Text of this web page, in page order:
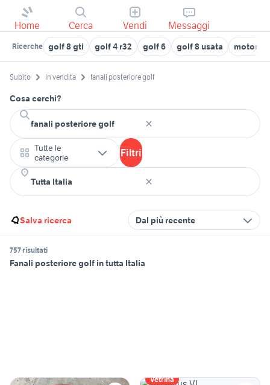
Home Cerca Vendi Messaggi
Ricerche golf 8 gti golf 4 r32 golf 6 golf 8 usata motore
Subito In vendita fanali posteriore golf
Cosa cerchi?
Tutte le
categorie
Filtri
Salva ricerca Dal più recente
757 risultati
Fanali posteriore golf in tutta Italia
Vetrina